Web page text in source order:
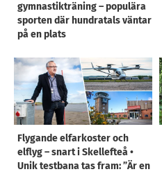
gymnastikträning – populära
sporten där hundratals väntar
på en plats
Flygande elfarkoster och
elflyg – snart i Skellefteå •
Unik testbana tas fram: ”Är en